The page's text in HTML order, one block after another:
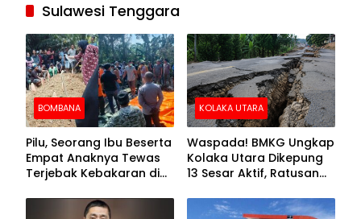
Sulawesi Tenggara
BOMBANA
Pilu, Seorang Ibu Beserta
Empat Anaknya Tewas
Terjebak Kebakaran di
KOLAKA UTARA
Waspada! BMKG Ungkap
Kolaka Utara Dikepung
13 Sesar Aktif, Ratusan